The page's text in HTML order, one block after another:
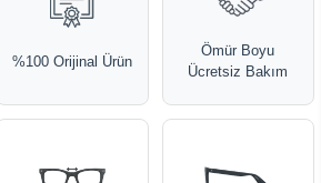
%100 Orijinal Ürün
Ömür Boyu
Ücretsiz Bakım